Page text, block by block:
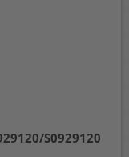
S0929120